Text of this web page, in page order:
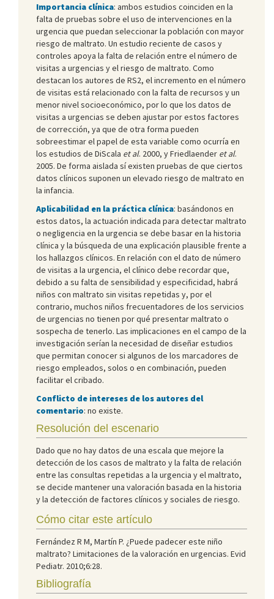
Importancia clínica: ambos estudios coinciden en la
falta de pruebas sobre el uso de intervenciones en la
urgencia que puedan seleccionar la población con mayor
riesgo de maltrato. Un estudio reciente de casos y
controles apoya la falta de relación entre el número de
visitas a urgencias y el riesgo de maltrato. Como
destacan los autores de RS2, el incremento en el número
de visitas está relacionado con la falta de recursos y un
menor nivel socioeconómico, por lo que los datos de
visitas a urgencias se deben ajustar por estos factores
de corrección, ya que de otra forma pueden
sobreestimar el papel de esta variable como ocurría en
los estudios de DiScala et al. 2000, y Friedlaender et al.
2005. De forma aislada sí existen pruebas de que ciertos
datos clínicos suponen un elevado riesgo de maltrato en
la infancia.
Aplicabilidad en la práctica clínica: basándonos en
estos datos, la actuación indicada para detectar maltrato
o negligencia en la urgencia se debe basar en la historia
clínica y la búsqueda de una explicación plausible frente a
los hallazgos clínicos. En relación con el dato de número
de visitas a la urgencia, el clínico debe recordar que,
debido a su falta de sensibilidad y especificidad, habrá
niños con maltrato sin visitas repetidas y, por el
contrario, muchos niños frecuentadores de los servicios
de urgencias no tienen por qué presentar maltrato o
sospecha de tenerlo. Las implicaciones en el campo de la
investigación serían la necesidad de diseñar estudios
que permitan conocer si algunos de los marcadores de
riesgo empleados, solos o en combinación, pueden
facilitar el cribado.
Conflicto de intereses de los autores del
comentario: no existe.
Resolución del escenario
Dado que no hay datos de una escala que mejore la
detección de los casos de maltrato y la falta de relación
entre las consultas repetidas a la urgencia y el maltrato,
se decide mantener una valoración basada en la historia
y la detección de factores clínicos y sociales de riesgo.
Cómo citar este artículo
Fernández R M, Martín P. ¿Puede padecer este niño
maltrato? Limitaciones de la valoración en urgencias. Evid
Pediatr. 2010;6:28.
Bibliografía